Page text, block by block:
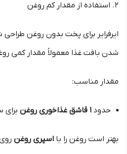
۲. استفاده از مقدار کم روغن
ایرفرایر برای پخت بدون روغن طراحی
شدن بافت غذا معمولاً مقدار کمی
مقدار مناسب:
حدود ۱ قاشق غذاخوری روغن
بهتر است روغن را با اسپری روغن